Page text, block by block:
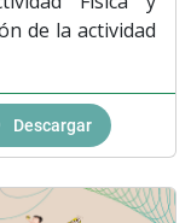
de la actividad
Descargar